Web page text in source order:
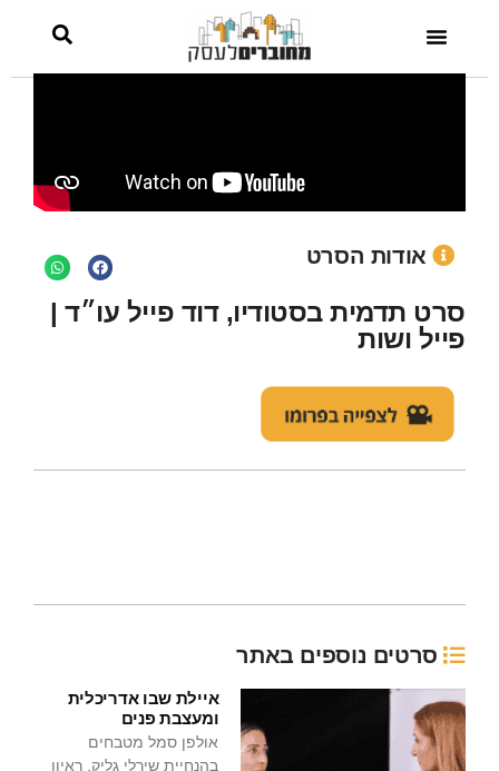
אודות הסרט
סרט תדמית בסטודיו, דוד פייל עו״ד |
פייל ושות
סרטים נוספים באתר
איילת שבו אדריכלית
ומעצבת פנים
אולפן סמל מטבחים
בהנחיית שירלי גליק, ראיון